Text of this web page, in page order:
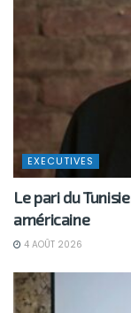
EXECUTIVES
Le pari du
américaine
4 AOÛT 2026